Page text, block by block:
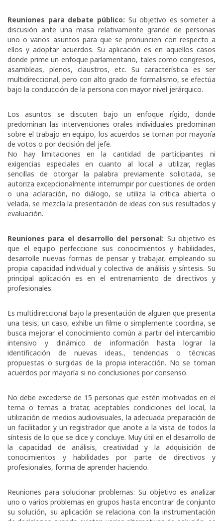
Reuniones para debate público: Su objetivo es someter a
discusión ante una masa relativamente grande de personas
uno o varios asuntos para que se pronuncien con respecto a
ellos y adoptar acuerdos. Su aplicación es en aquellos casos
donde prime un enfoque parlamentario, tales como congresos,
asambleas, plenos, claustros, etc. Su característica es ser
multidireccional, pero con alto grado de formalismo, se efectúa
bajo la conducción de la persona con mayor nivel jerárquico.
Los asuntos se discuten bajo un enfoque rígido, donde
predominan las intervenciones orales individuales predominan
sobre el trabajo en equipo, los acuerdos se toman por mayoría
de votos o por decisión del jefe.
No hay limitaciones en la cantidad de participantes ni
exigencias especiales en cuanto al local a utilizar, reglas
sencillas de otorgar la palabra previamente solicitada, se
autoriza excepcionalmente interrumpir por cuestiones de orden
o una aclaración, no diálogo, se utiliza la crítica abierta o
velada, se mezcla la presentación de ideas con sus resultados y
evaluación.
Reuniones para el desarrollo del personal: Su objetivo es
que el equipo perfeccione sus conocimientos y habilidades,
desarrolle nuevas formas de pensar y trabajar, empleando su
propia capacidad individual y colectiva de análisis y síntesis. Su
principal aplicación es en el entrenamiento de directivos y
profesionales.
Es multidireccional bajo la presentación de alguien que presenta
una tesis, un caso, exhibe un filme o simplemente coordina, se
busca mejorar el conocimiento común a partir del intercambio
intensivo y dinámico de información hasta lograr la
identificación de nuevas ideas., tendencias o técnicas
propuestas o surgidas de la propia interacción. No se toman
acuerdos por mayoría si no conclusiones por consenso.
No debe excederse de 15 personas que estén motivados en el
tema o temas a tratar, aceptables condiciones del local, la
utilización de medios audiovisuales, la adecuada preparación de
un facilitador y un registrador que anote a la vista de todos la
síntesis de lo que se dice y concluye. Muy útil en el desarrollo de
la capacidad de análisis, creatividad y la adquisición de
conocimientos y habilidades por parte de directivos y
profesionales, forma de aprender haciendo.
Reuniones para solucionar problemas: Su objetivo es analizar
uno o varios problemas en grupos hasta encontrar de conjunto
su solución, su aplicación se relaciona con la instrumentación